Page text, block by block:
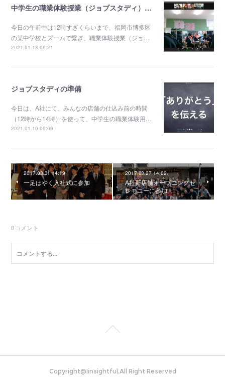
中学生の職業体験授業（ジョブスタディ）当日風景
今日の午前中は12時すぎくらいまで、福岡市博多区
の某中学校とズームで繋ぎ、職業体験授業（ジョ…
2021.01.13 06:21
ジョブスタディの準備
今日は、A社にて、みんなの店舗の仕込み前の時間
（12時から14時）を使って、中学生の職業体験用…
2021.01.10 06:09
2017.03.31 14:19
一足はやく入社式に参加
2017.03.27 14:02
A社新店舗オープニングセ
レモニーに参加
0コメント
Copyright@Iinsightful,All Right Reserved